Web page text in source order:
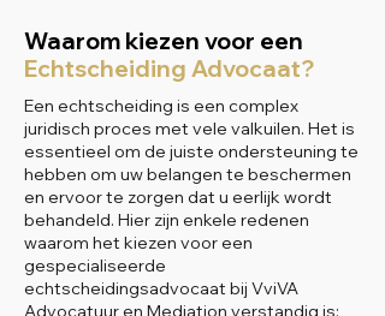
Waarom kiezen voor een
Echtscheiding Advocaat?
Een echtscheiding is een complex
juridisch proces met vele valkuilen. Het is
essentieel om de juiste ondersteuning te
hebben om uw belangen te beschermen
en ervoor te zorgen dat u eerlijk wordt
behandeld. Hier zijn enkele redenen
waarom het kiezen voor een
gespecialiseerde
echtscheidingsadvocaat bij VviVA
Advocatuur en Mediation verstandig is: